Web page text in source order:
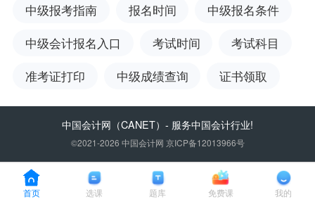
中级报考指南 报名时间
中级报名条件
中级会计报名入口
考试时间
考试科目
准考证打印
中级成绩查询 证书领取
中国会计网 （CANET）- 服务中国会计行业!
©2021-2026 中国会计网 京ICP备12013966号
首页 选课 题库 免费课 我的